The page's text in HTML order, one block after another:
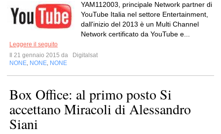
YAM112003, principale Network partner di
YouTube Italia nel settore Entertainment,
dall'inizio del 2013 è un Multi Channel
Network certificato da YouTube e...
Leggere il seguito
Il 21 gennaio 2015 da
Digitalsat
NONE NONE NONE
Box Office: al primo posto Si
accettano Miracoli di Alessandro
Siani